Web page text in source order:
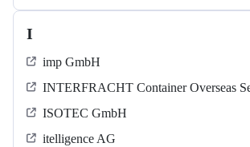
I
imp GmbH
INTERFRACHT Container Overseas
ISOTEC GmbH
itelligence AG